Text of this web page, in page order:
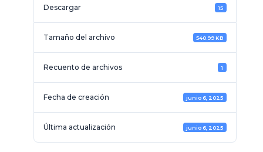
Descargar 15
Tamaño del archivo 540.99 KB
Recuento de archivos 1
Fecha de creación junio 6, 2025
Última actualización junio 6, 2025